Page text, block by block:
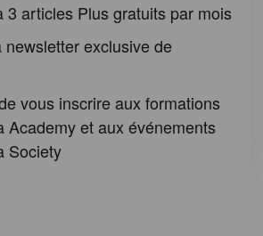
3 articles Plus gratuits par mois
newsletter exclusive de
vous inscrire aux formations
Academy et aux événements
Society